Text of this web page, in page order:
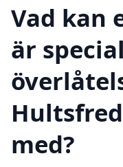
Vad kan
är
med?